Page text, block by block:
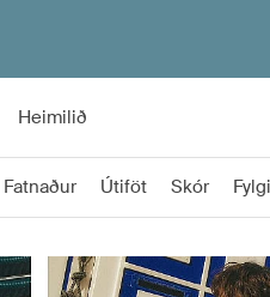
Heimilið
Fatnaður Útiföt Skór